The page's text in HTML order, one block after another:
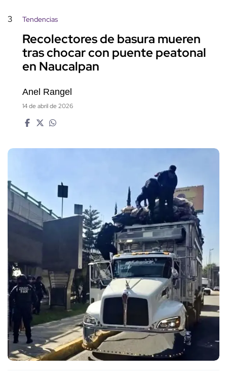
3 Tendencias
Recolectores de basura mueren
tras chocar con puente peatonal
en Naucalpan
Anel Rangel
14 de abril de 2026